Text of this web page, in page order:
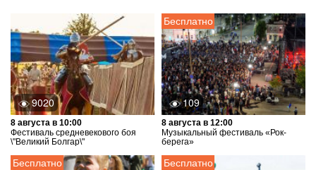
9020
8 августа в 10:00
Фестиваль средневекового боя
\"Великий Болгар\"
Бесплатно
109
8 августа в 12:00
Музыкальный фестиваль «Рок-
берега»
Бесплатно Бесплатно